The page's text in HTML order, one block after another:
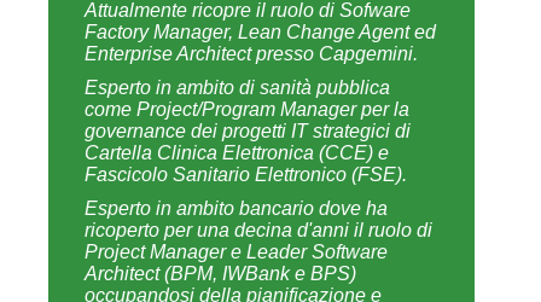
Fascicolo Sanitario Elettronico (FSE).
Esperto in ambito bancario dove ha
Project Manager e Leader Software
Architect (BPM, IWBank e BPS)
occupandosi della pianificazione e
gestione del progetto, del coordinamento
del gruppo di sviluppo software sia
InHouse che Nearshore/Offshore.
Esperto nella conduzione di progetti
secondo metodologia di Project
Management PMBok e metodologia agile
Scrum.